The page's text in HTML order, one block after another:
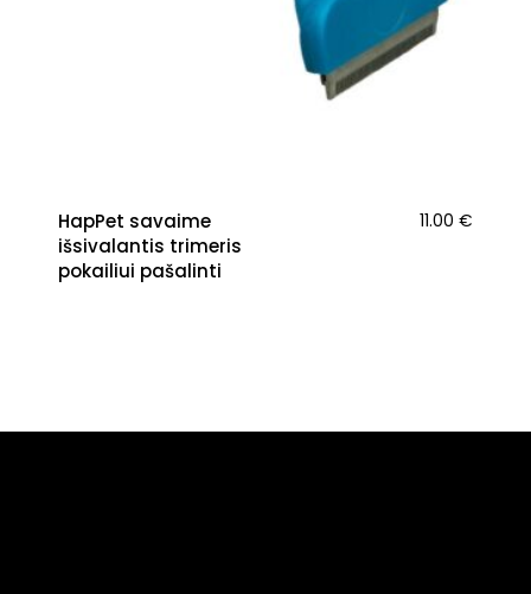
HapPet savaime
išsivalantis trimeris
pokailiui pašalinti
11.00 €